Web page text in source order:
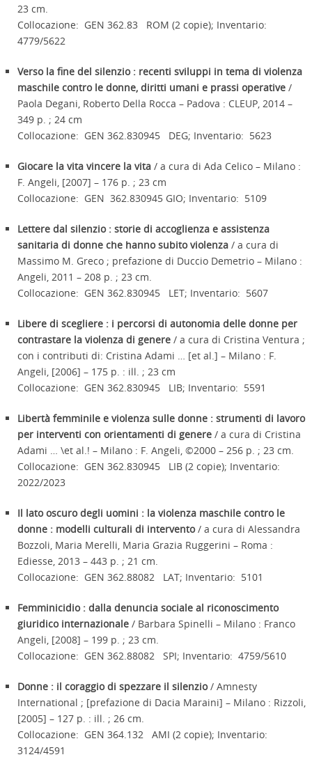
23 cm.
Collocazione: GEN 362.83 ROM (2 copie); Inventario:
4779/5622
Verso la fine del silenzio : recenti sviluppi in tema di violenza
maschile contro le donne, diritti umani e prassi operative /
Paola Degani, Roberto Della Rocca – Padova : CLEUP, 2014 –
349 p. ; 24 cm
Collocazione: GEN 362.830945 DEG; Inventario: 5623
Giocare la vita vincere la vita / a cura di Ada Celico – Milano :
F. Angeli, [2007] – 176 p. ; 23 cm
Collocazione: GEN 362.830945 GIO; Inventario: 5109
Lettere dal silenzio : storie di accoglienza e assistenza
sanitaria di donne che hanno subito violenza / a cura di
Massimo M. Greco ; prefazione di Duccio Demetrio – Milano :
Angeli, 2011 – 208 p. ; 23 cm.
Collocazione: GEN 362.830945 LET; Inventario: 5607
Libere di scegliere : i percorsi di autonomia delle donne per
contrastare la violenza di genere / a cura di Cristina Ventura ;
con i contributi di: Cristina Adami … [et al.] – Milano : F.
Angeli, [2006] – 175 p. : ill. ; 23 cm
Collocazione: GEN 362.830945 LIB; Inventario: 5591
Libertà femminile e violenza sulle donne : strumenti di lavoro
per interventi con orientamenti di genere / a cura di Cristina
Adami … \et al.! – Milano : F. Angeli, ©2000 – 256 p. ; 23 cm.
Collocazione: GEN 362.830945 LIB (2 copie); Inventario:
2022/2023
Il lato oscuro degli uomini : la violenza maschile contro le
donne : modelli culturali di intervento/ a cura di Alessandra
Bozzoli, Maria Merelli, Maria Grazia Ruggerini – Roma :
Ediesse, 2013 – 443 p. ; 21 cm.
Collocazione: GEN 362.88082 LAT; Inventario: 5101
Femminicidio : dalla denuncia sociale al riconoscimento
giuridico internazionale / Barbara Spinelli – Milano : Franco
Angeli, [2008] – 199 p. ; 23 cm.
Collocazione: GEN 362.88082 SPI; Inventario: 4759/5610
Donne : il coraggio di spezzare il silenzio/ Amnesty
International ; [prefazione di Dacia Maraini] – Milano : Rizzoli,
[2005] – 127 p. : ill. ; 26 cm.
Collocazione: GEN 364.132 AMI (2 copie); Inventario:
3124/4591